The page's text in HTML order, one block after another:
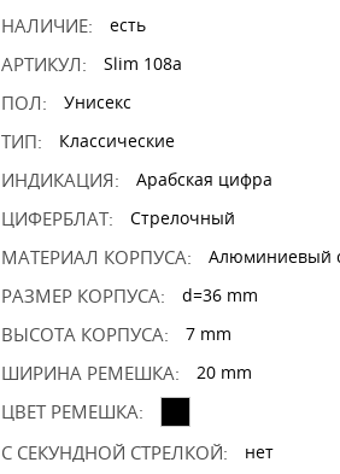
НАЛИЧИЕ: есть
АРТИКУЛ: Slim 108a
ПОЛ: Унисекс
ТИП: Классические
ИНДИКАЦИЯ: Арабская цифра
ЦИФЕРБЛАТ: Стрелочный
МАТЕРИАЛ КОРПУСА: Алюминиевый
РАЗМЕР КОРПУСА: d=36 mm
ВЫСОТА КОРПУСА: 7 mm
ШИРИНА РЕМЕШКА: 20 mm
ЦВЕТ РЕМЕШКА:
С СЕКУНДНОЙ СТРЕЛКОЙ:
нет